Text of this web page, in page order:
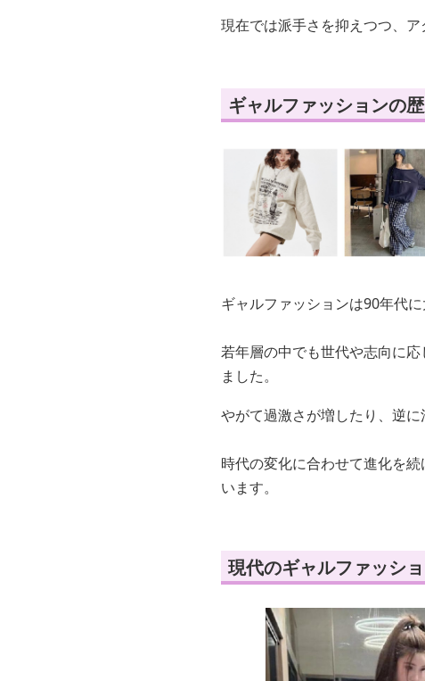
現在では派手さを抑えつつ、
ギャルファッションの
ギャルファッションは90年代
若年層の中でも世代や志向に
ました。
やがて過激さが増したり、逆
時代の変化に合わせて進化を
います。
現代のギャルファッシ